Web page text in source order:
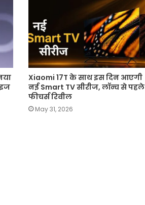
Xiaomi 17T के साथ इस दिन आएगी
नई Smart TV सीरीज, लॉन्च से पहले
फीचर्स रिवील
May 31, 2026